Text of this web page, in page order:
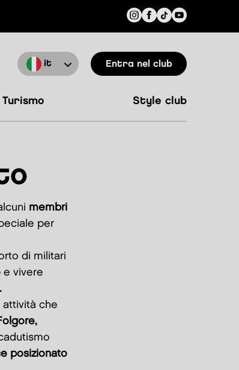
it entra nel club
turismo style club
membri
per
di militari
e vivere
attività che
posizionato